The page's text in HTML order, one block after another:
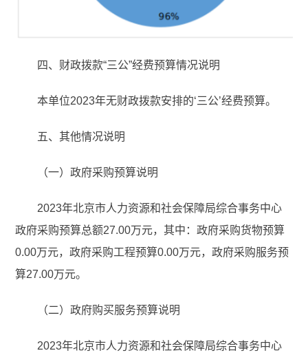
四、财政拨款“三公”经费预算情况说明
本单位2023年无财政拨款安排的‘三公’经费预算。
五、其他情况说明
（一）政府采购预算说明
2023年北京市人力资源和社会保障局综合事务中心
政府采购预算总额27.00万元，其中：政府采购货物预算
0.00万元，政府采购工程预算0.00万元，政府采购服务预
算27.00万元。
（二）政府购买服务预算说明
2023年北京市人力资源和社会保障局综合事务中心